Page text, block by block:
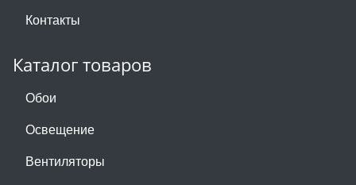
Контакты
Каталог товаров
Обои
Освещение
Вентиляторы